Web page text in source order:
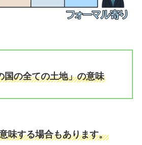
国の全ての土地」の意味
味する場合もあります。